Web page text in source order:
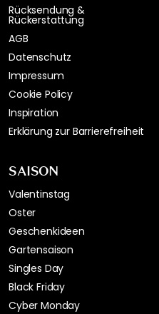
Rücksendung &
Rückerstattung
AGB
Datenschutz
Impressum
Cookie Policy
Inspiration
Erklärung zur Barrierefreiheit
SAISON
Valentinstag
Oster
Geschenkideen
Gartensaison
Singles Day
Black Friday
Cyber Monday